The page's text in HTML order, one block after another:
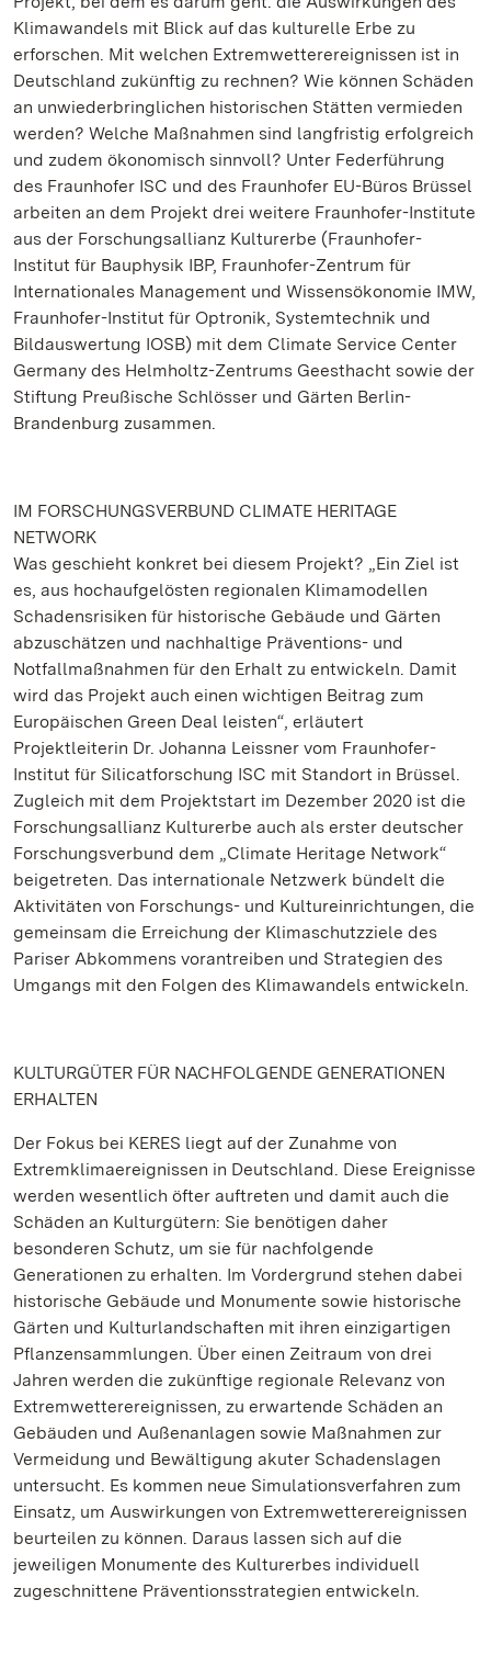
Klimawandels mit Blick auf das kulturelle Erbe zu
erforschen. Mit welchen Extremwetterereignissen ist in
Deutschland zukünftig zu rechnen? Wie können Schäden
an unwiederbringlichen historischen Stätten vermieden
werden? Welche Maßnahmen sind langfristig erfolgreich
und zudem ökonomisch sinnvoll? Unter Federführung
des Fraunhofer ISC und des Fraunhofer EU-Büros Brüssel
arbeiten an dem Projekt drei weitere Fraunhofer-Institute
aus der Forschungsallianz Kulturerbe (Fraunhofer-
Institut für Bauphysik IBP, Fraunhofer-Zentrum für
Internationales Management und Wissensökonomie IMW,
Fraunhofer-Institut für Optronik, Systemtechnik und
Bildauswertung IOSB) mit dem Climate Service Center
Germany des Helmholtz-Zentrums Geesthacht sowie der
Stiftung Preußische Schlösser und Gärten Berlin-
Brandenburg zusammen.
IM FORSCHUNGSVERBUND CLIMATE HERITAGE
NETWORK
Was geschieht konkret bei diesem Projekt? „Ein Ziel ist
es, aus hochaufgelösten regionalen Klimamodellen
Schadensrisiken für historische Gebäude und Gärten
abzuschätzen und nachhaltige Präventions- und
Notfallmaßnahmen für den Erhalt zu entwickeln. Damit
wird das Projekt auch einen wichtigen Beitrag zum
Europäischen Green Deal leisten“, erläutert
Projektleiterin Dr. Johanna Leissner vom Fraunhofer-
Institut für Silicatforschung ISC mit Standort in Brüssel.
Zugleich mit dem Projektstart im Dezember 2020 ist die
Forschungsallianz Kulturerbe auch als erster deutscher
Forschungsverbund dem „Climate Heritage Network“
beigetreten. Das internationale Netzwerk bündelt die
Aktivitäten von Forschungs- und Kultureinrichtungen, die
gemeinsam die Erreichung der Klimaschutzziele des
Pariser Abkommens vorantreiben und Strategien des
Umgangs mit den Folgen des Klimawandels entwickeln.
KULTURGÜTER FÜR NACHFOLGENDE GENERATIONEN
ERHALTEN
Der Fokus bei KERES liegt auf der Zunahme von
Extremklimaereignissen in Deutschland. Diese Ereignisse
werden wesentlich öfter auftreten und damit auch die
Schäden an Kulturgütern: Sie benötigen daher
besonderen Schutz, um sie für nachfolgende
Generationen zu erhalten. Im Vordergrund stehen dabei
historische Gebäude und Monumente sowie historische
Gärten und Kulturlandschaften mit ihren einzigartigen
Pflanzensammlungen. Über einen Zeitraum von drei
Jahren werden die zukünftige regionale Relevanz von
Extremwetterereignissen, zu erwartende Schäden an
Gebäuden und Außenanlagen sowie Maßnahmen zur
Vermeidung und Bewältigung akuter Schadenslagen
untersucht. Es kommen neue Simulationsverfahren zum
Einsatz, um Auswirkungen von Extremwetterereignissen
beurteilen zu können. Daraus lassen sich auf die
jeweiligen Monumente des Kulturerbes individuell
zugeschnittene Präventionsstrategien entwickeln.